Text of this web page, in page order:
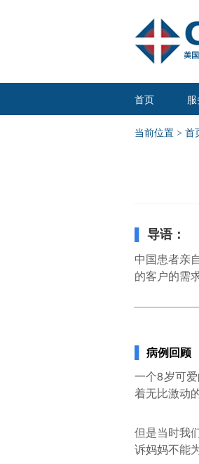
首页
当前位置 > 首
▌ 导语：
中国患者亲
的客户的需
▌ 病例回顾
一个8岁可
着无比激动
但是当时我
诉妈妈不能